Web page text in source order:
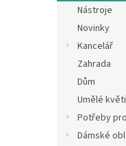
Nástroje
Novinky
Kancelář
Zahrada
Dům
Umělé
Potřeby
Dámské